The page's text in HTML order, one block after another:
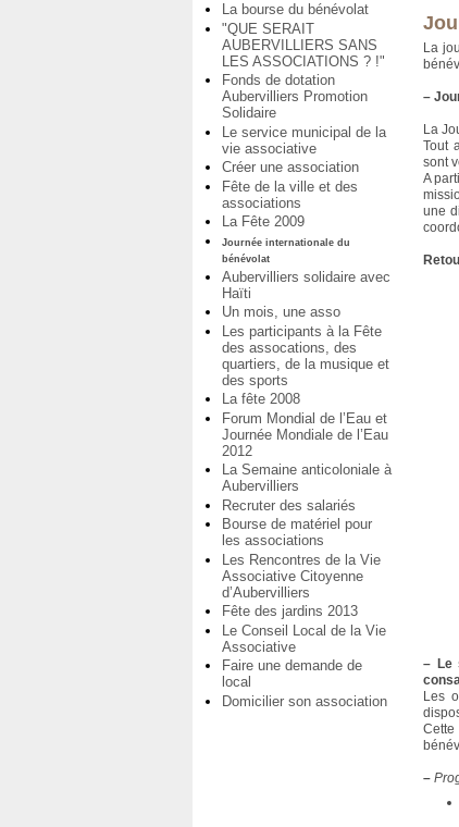
La bourse du bénévolat
"QUE SERAIT
AUBERVILLIERS SANS
LES ASSOCIATIONS ? !"
Fonds de dotation
Aubervilliers Promotion
Solidaire
Le service municipal de la
vie associative
Créer une association
Fête de la ville et des
associations
La Fête 2009
Journée internationale du
bénévolat
Aubervilliers solidaire avec
Haïti
Un mois, une asso
Les participants à la Fête
des assocations, des
quartiers, de la musique et
des sports
La fête 2008
Forum Mondial de l’Eau et
Journée Mondiale de l’Eau
2012
La Semaine anticoloniale à
Aubervilliers
Recruter des salariés
Bourse de matériel pour
les associations
Les Rencontres de la Vie
Associative Citoyenne
d’Aubervilliers
Fête des jardins 2013
Le Conseil Local de la Vie
Associative
Faire une demande de
local
Domicilier son association
La
–
La
Tout
sont
A
une
– Le
Les
–